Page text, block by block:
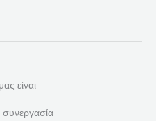
είναι